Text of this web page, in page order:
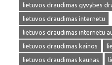
lietuvos draudimas gyvybes
lietuvos draudimas internetu
lietuvos draudimas internetu
lietuvos draudimas kainos
lietuvos draudimas kaunas